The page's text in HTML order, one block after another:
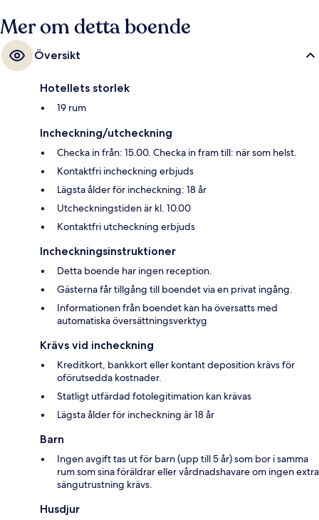
Mer om detta boende
Översikt
Hotellets storlek
19 rum
Incheckning/utcheckning
Checka in från: 15.00. Checka in fram till: när som helst.
Kontaktfri incheckning erbjuds
Lägsta ålder för incheckning: 18 år
Utcheckningstiden är kl. 10.00
Kontaktfri utcheckning erbjuds
Incheckningsinstruktioner
Detta boende har ingen reception.
Gästerna får tillgång till boendet via en privat ingång.
Informationen från boendet kan ha översatts med
automatiska översättningsverktyg
Krävs vid incheckning
Kreditkort, bankkort eller kontant deposition krävs för
oförutsedda kostnader.
Statligt utfärdad fotolegitimation kan krävas
Lägsta ålder för incheckning är 18 år
Barn
Ingen avgift tas ut för barn (upp till 5 år) som bor i samma
rum som sina föräldrar eller vårdnadshavare om ingen extra
sängutrustning krävs.
Husdjur